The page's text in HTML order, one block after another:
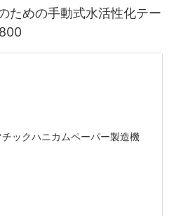
ための手動式水活性化テー